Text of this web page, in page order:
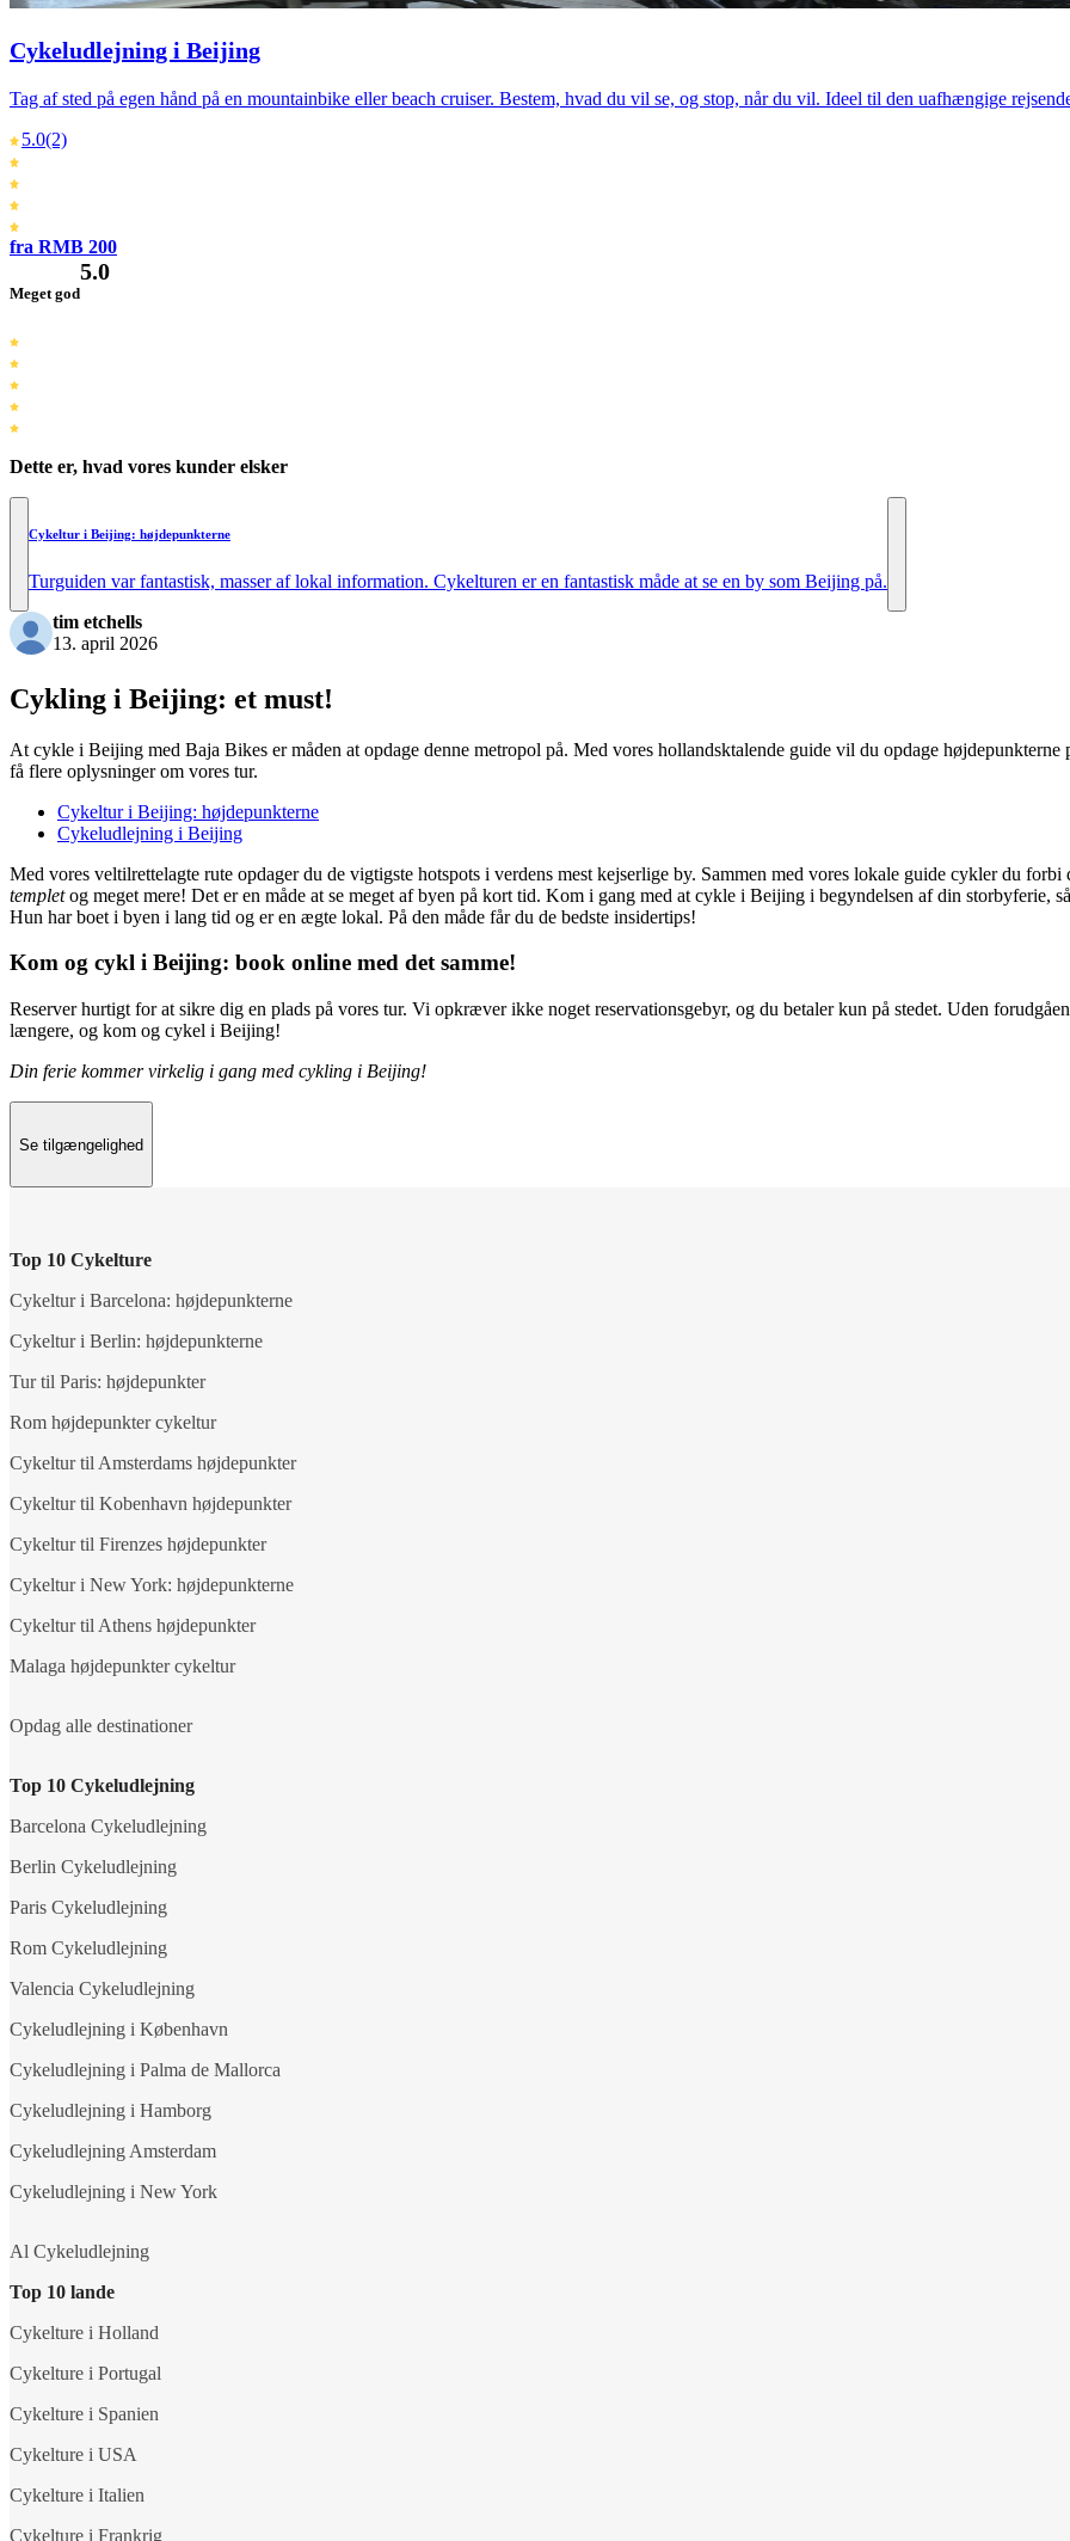
Cykeludlejning i Beijing
Tag af sted på egen hånd på en mountainbike eller beach cruiser. Bestem, hvad du vil se, og stop, når du vil. Ideel til den uafhængige
5.0(2)
fra RMB 200
Meget god
5.0
Dette er, hvad vores kunder elsker
Cykeltur i Beijing: højdepunkterne
Turguiden var fantastisk, masser af lokal information. Cykelturen er en fantastisk måde at se en by som Beijing på.
tim etchells
13. april 2026
Cykling i Beijing: et must!
At cykle i Beijing med Baja Bikes er måden at opdage denne metropol på. Med vores hollandsktalende guide vil du opdage
få flere oplysninger om vores tur.
Cykeltur i Beijing: højdepunkterne
Cykeludlejning i Beijing
Med vores veltilrettelagte rute opdager du de vigtigste hotspots i verdens mest kejserlige by. Sammen med vores lokale guide cykler du forbi
templetog meget mere! Det er en måde at se meget af byen på kort tid. Kom i gang med at cykle i Beijing i begyndelsen af din storbyferie,
Hun har boet i byen i lang tid og er en ægte lokal. På den måde får du de bedste insidertips!
Kom og cykl i Beijing: book online med det samme!
Reserver hurtigt for at sikre dig en plads på vores tur. Vi opkræver ikke noget reservationsgebyr, og du betaler kun på stedet. Uden
længere, og kom og cykel i Beijing!
Din ferie kommer virkelig i gang med cykling i Beijing!
Se tilgængelighed
Top 10 Cykelture
Cykeltur i Barcelona: højdepunkterne
Cykeltur i Berlin: højdepunkterne
Tur til Paris: højdepunkter
Rom højdepunkter cykeltur
Cykeltur til Amsterdams højdepunkter
Cykeltur til Kobenhavn højdepunkter
Cykeltur til Firenzes højdepunkter
Cykeltur i New York: højdepunkterne
Cykeltur til Athens højdepunkter
Malaga højdepunkter cykeltur
Opdag alle destinationer
Top 10 Cykeludlejning
Barcelona Cykeludlejning
Berlin Cykeludlejning
Paris Cykeludlejning
Rom Cykeludlejning
Valencia Cykeludlejning
Cykeludlejning i København
Cykeludlejning i Palma de Mallorca
Cykeludlejning i Hamborg
Cykeludlejning Amsterdam
Cykeludlejning i New York
Al Cykeludlejning
Top 10 lande
Cykelture i Holland
Cykelture i Portugal
Cykelture i Spanien
Cykelture i USA
Cykelture i Italien
Cykelture i Frankrig